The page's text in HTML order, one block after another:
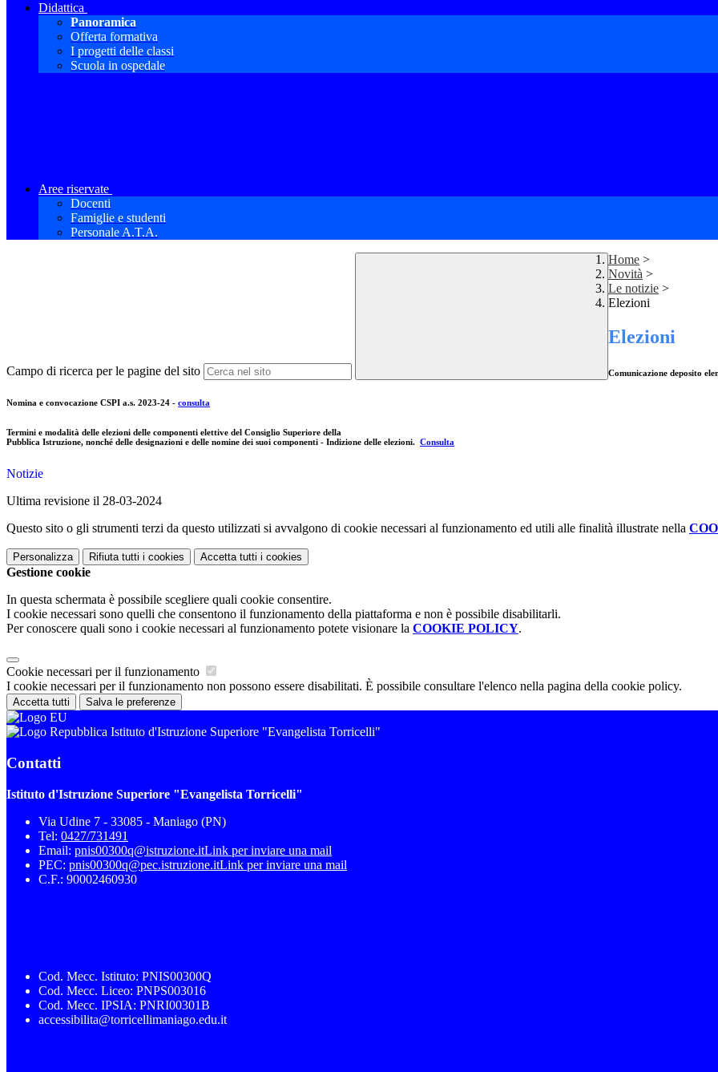
Didattica
Panoramica
Offerta formativa
I progetti delle classi
Scuola in ospedale
Aree riservate
Docenti
Famiglie e studenti
Personale A.T.A.
Campo di ricerca per le pagine del sito
Home >
Novità >
Le notizie >
Elezioni
Elezioni
Comunicazione deposito
Nomina e convocazione CSPI a.s. 2023-24 - consulta
Termini e modalità delle elezioni delle componenti elettive del Consiglio Superiore della
Pubblica Istruzione, nonché delle designazioni e delle nomine dei suoi componenti - Indizione delle elezioni. Consulta
Notizie
Ultima revisione il 28-03-2024
Questo sito o gli strumenti terzi da questo utilizzati si avvalgono di cookie necessari al funzionamento ed utili alle finalità illustrate nella
Personalizza Rifiuta tutti i cookies Accetta tutti i cookies
Gestione cookie
In questa schermata è possibile scegliere quali cookie consentire.
I cookie necessari sono quelli che consentono il funzionamento della piattaforma e non è possibile disabilitarli.
Per conoscere quali sono i cookie necessari al funzionamento potete visionare la COOKIE POLICY.
Cookie necessari per il funzionamento
I cookie necessari per il funzionamento non possono essere disabilitati. È possibile consultare l'elenco nella pagina della cookie policy.
Accetta tutti Salva le preferenze
Istituto d'Istruzione Superiore "Evangelista Torricelli"
Contatti
Istituto d'Istruzione Superiore "Evangelista Torricelli"
Via Udine 7 - 33085 - Maniago (PN)
Tel: 0427/731491
Email: pnis00300q@istruzione.itLink per inviare una mail
PEC: pnis00300q@pec.istruzione.itLink per inviare una mail
C.F.: 90002460930
Cod. Mecc. Istituto: PNIS00300Q
Cod. Mecc. Liceo: PNPS003016
Cod. Mecc. IPSIA: PNRI00301B
accessibilita@torricellimaniago.edu.it